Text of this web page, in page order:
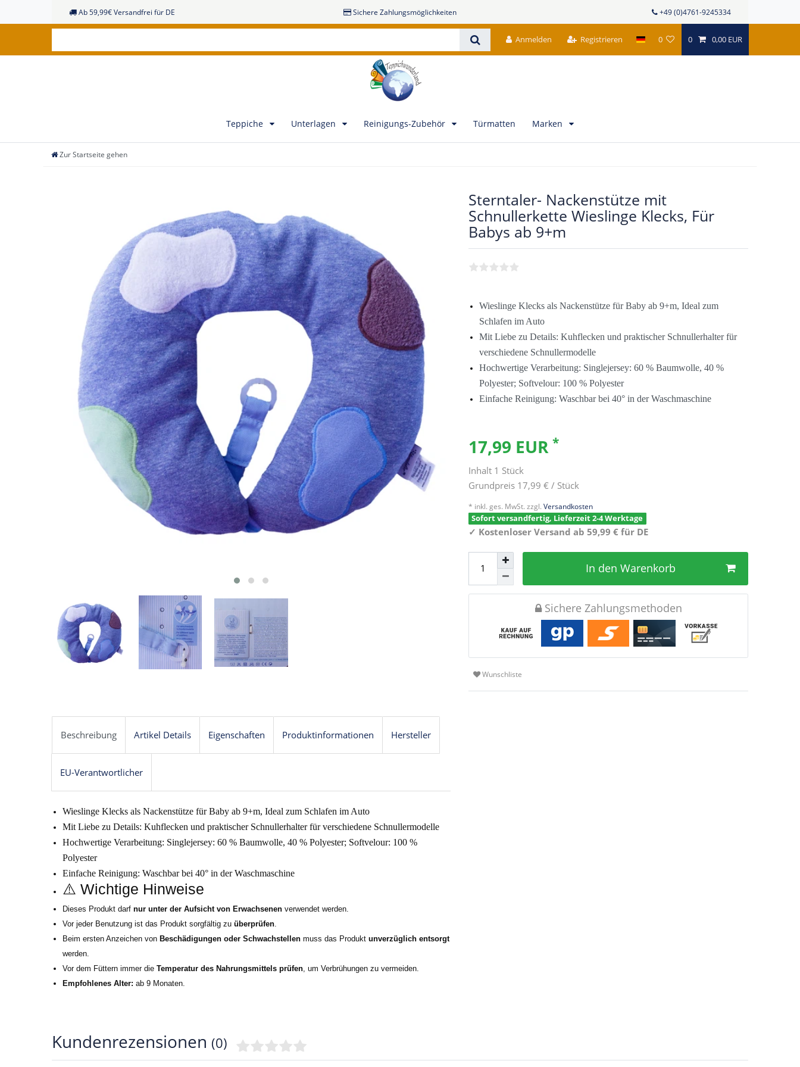
Ab 59,99€ Versandfrei für DE Sichere Zahlungsmöglichkeiten +49 (0)4761-9245334
Anmelden Registrieren 0 0 0,00 EUR
Teppiche Unterlagen Reinigungs-Zubehör Türmatten Marken
Zur Startseite gehen
Sterntaler- Nackenstütze mit
Schnullerkette Wieslinge Klecks, Für
Babys ab 9+m
Wieslinge Klecks als Nackenstütze für Baby ab 9+m, Ideal zum
Schlafen im Auto
Mit Liebe zu Details: Kuhflecken und praktischer Schnullerhalter für
verschiedene Schnullermodelle
Hochwertige Verarbeitung: Singlejersey: 60 % Baumwolle, 40 %
Polyester; Softvelour: 100 % Polyester
Einfache Reinigung: Waschbar bei 40° in der Waschmaschine
17,99 EUR *
Inhalt 1 Stück
Grundpreis 17,99 € / Stück
* inkl. ges. MwSt. zzgl. Versandkosten
Sofort versandfertig, Lieferzeit 2-4 Werktage
✓ Kostenloser Versand ab 59,99 € für DE
In den Warenkorb
Sichere Zahlungsmethoden
Wunschliste
Beschreibung Artikel Details Eigenschaften Produktinformationen Hersteller
EU-Verantwortlicher
Wieslinge Klecks als Nackenstütze für Baby ab 9+m, Ideal zum Schlafen im Auto
Mit Liebe zu Details: Kuhflecken und praktischer Schnullerhalter für verschiedene Schnullermodelle
Hochwertige Verarbeitung: Singlejersey: 60 % Baumwolle, 40 % Polyester; Softvelour: 100 %
Polyester
Einfache Reinigung: Waschbar bei 40° in der Waschmaschine
⚠️ Wichtige Hinweise
Dieses Produkt darf nur unter der Aufsicht von Erwachsenen verwendet werden.
Vor jeder Benutzung ist das Produkt sorgfältig zu überprüfen
Beim ersten Anzeichen von Beschädigungen oder Schwachstellen muss das Produkt unverzüglich entsorgt
werden.
Vor dem Füttern immer die Temperatur des Nahrungsmittels prüfen , um Verbrühungen zu vermeiden.
Empfohlenes Alter: ab 9 Monaten.
Kundenrezensionen (0)